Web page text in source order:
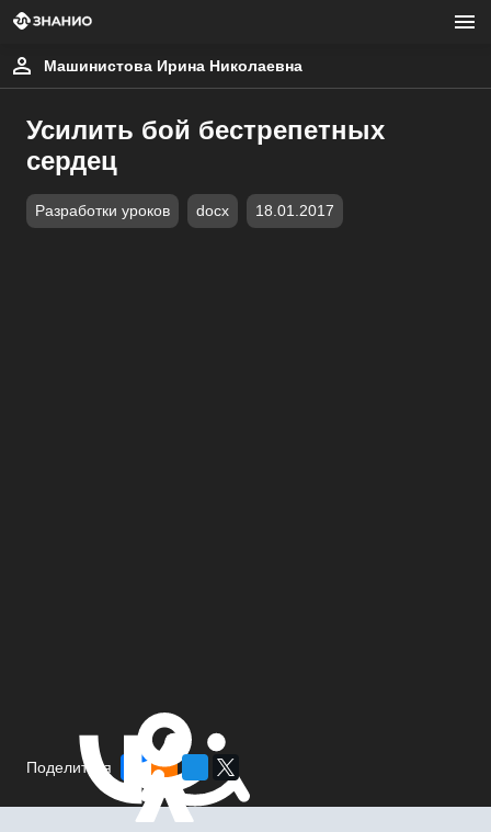
Машинистова Ирина Николаевна
Усилить бой бестрепетных
сердец
Разработки уроков docx 18.01.2017
Поделиться